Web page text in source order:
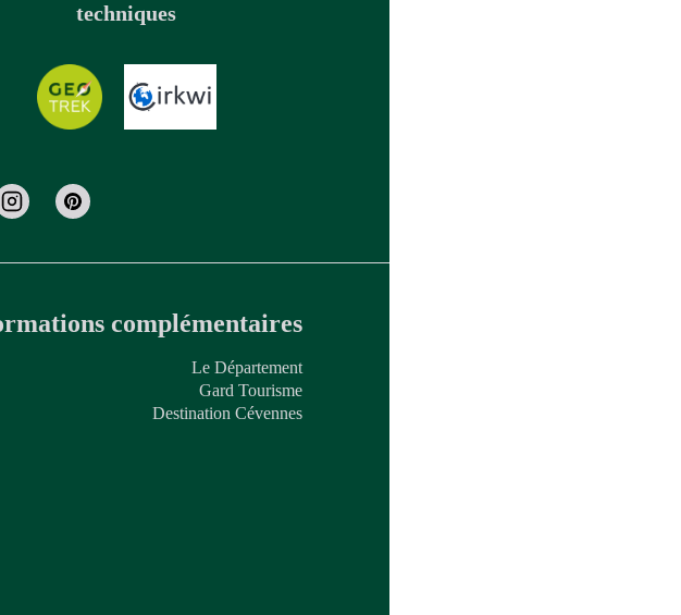
techniques
complémentaires
Le Département
Gard Tourisme
Destination Cévennes